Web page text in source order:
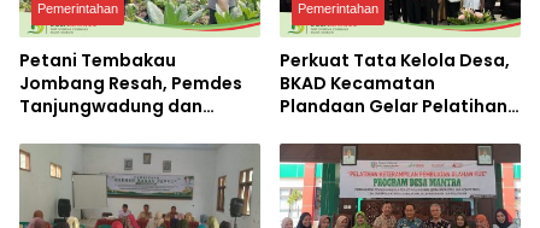
Pemerintahan
Petani Tembakau
Jombang Resah, Pemdes
Tanjungwadung dan
Pemerintahan
Perkuat Tata Kelola Desa,
BKAD Kecamatan
Plandaan Gelar Pelatihan